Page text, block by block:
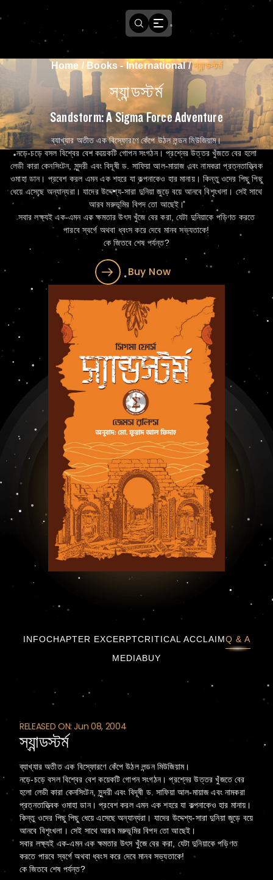
Home / Books - International/স্যান্ডস্টর্ম
স্যান্ডস্টর্ম
Sandstorm: A Sigma Force Adventure
ব্যাখ্যার অতীত এক বিস্ফোরণে কেঁপে উঠল লন্ডন মিউজিয়াম।
নড়ে-চড়ে বসল বিশ্বের বেশ কয়েকটি গোপন সংগঠন। প্রশ্নের উত্তর খুঁজতে বের হলো
লেডী কারা কেনসিংটন, সুন্দরী এবং বিদূষী ড. সাফিয়া আল-মায়াজ এবং নামকরা প্রত্নতাত্ত্বিক
ওমাহা ডান। প্রবেশ করল এমন এক শহরে যা কল্পনাকেও হার মানায়। কিন্তু ওদের পিছু পিছু
ধেয়ে এসেছে অন্যান্যরা। যাদের উদ্দেশ্য-সারা দুনিয়া জুড়ে বয়ে আনবে বিশৃংখলা। সেই সাথে
আরব মরুভূমির বিপদ তো আছেই।
সবার লক্ষ্যই এক-এমন এক ক্ষমতার উৎস খুঁজে বের করা, যেটা দুনিয়াকে পড়িণত করতে
পারবে স্বর্গে অথবা ধ্বংস করে দেবে মানব সভ্যতাকে!
কে জিতবে শেষ পর্যন্ত?
Buy Now
INFOCHAPTER EXCERPTCRITICAL ACCLAIMQ & A
MEDIABUY
RELEASED ON: Jun 08, 2004
স্যান্ডস্টর্ম
ব্যাখ্যার অতীত এক বিস্ফোরণে কেঁপে উঠল লন্ডন মিউজিয়াম।
নড়ে-চড়ে বসল বিশ্বের বেশ কয়েকটি গোপন সংগঠন। প্রশ্নের উত্তর খুঁজতে বের
হলো লেডী কারা কেনসিংটন, সুন্দরী এবং বিদূষী ড. সাফিয়া আল-মায়াজ এবং নামকরা
প্রত্নতাত্ত্বিক ওমাহা ডান। প্রবেশ করল এমন এক শহরে যা কল্পনাকেও হার মানায়।
কিন্তু ওদের পিছু পিছু ধেয়ে এসেছে অন্যান্যরা। যাদের উদ্দেশ্য-সারা দুনিয়া জুড়ে বয়ে
আনবে বিশৃংখলা। সেই সাথে আরব মরুভূমির বিপদ তো আছেই।
সবার লক্ষ্যই এক-এমন এক ক্ষমতার উৎস খুঁজে বের করা, যেটা দুনিয়াকে পড়িণত
করতে পারবে স্বর্গে অথবা ধ্বংস করে দেবে মানব সভ্যতাকে!
কে জিতবে শেষ পর্যন্ত?